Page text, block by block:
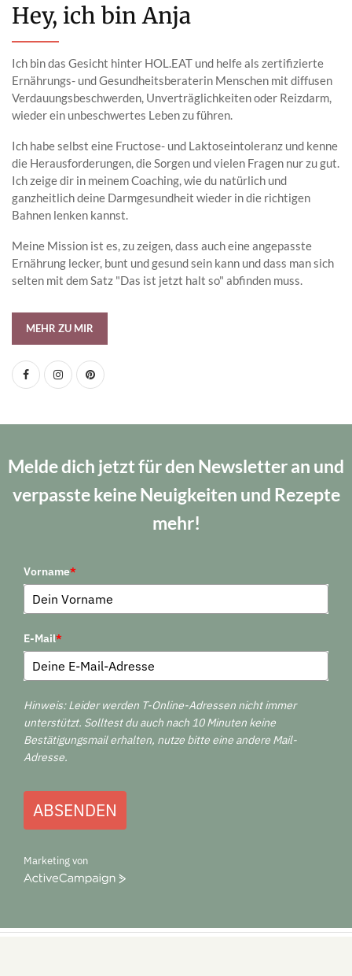
Hey, ich bin Anja
Ich bin das Gesicht hinter HOL.EAT und helfe als zertifizierte
Ernährungs- und Gesundheitsberaterin Menschen mit diffusen
Verdauungsbeschwerden, Unverträglichkeiten oder Reizdarm,
wieder ein unbeschwertes Leben zu führen.
Ich habe selbst eine Fructose- und Laktoseintoleranz und kenne
die Herausforderungen, die Sorgen und vielen Fragen nur zu gut.
Ich zeige dir in meinem Coaching, wie du natürlich und
ganzheitlich deine Darmgesundheit wieder in die richtigen
Bahnen lenken kannst.
Meine Mission ist es, zu zeigen, dass auch eine angepasste
Ernährung lecker, bunt und gesund sein kann und dass man sich
selten mit dem Satz "Das ist jetzt halt so" abfinden muss.
MEHR ZU MIR
Melde dich jetzt für den Newsletter an und
verpasste keine Neuigkeiten und Rezepte
mehr!
Vorname*
E-Mail*
Hinweis: Leider werden T-Online-Adressen nicht immer
unterstützt. Solltest du auch nach 10 Minuten keine
Bestätigungsmail erhalten, nutze bitte eine andere Mail-
Adresse.
ABSENDEN
Marketing von
ActiveCampaign